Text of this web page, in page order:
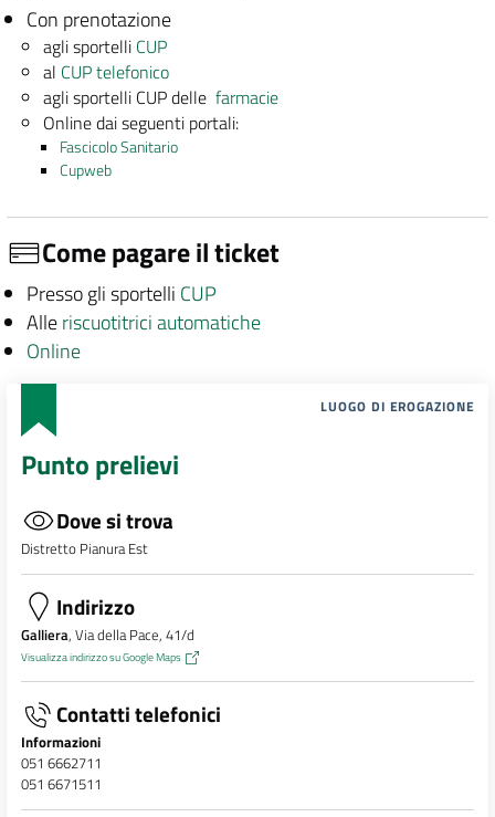
Con prenotazione
agli sportelli CUP
al CUP telefonico
agli sportelli CUP dellefarmacie
Online dai seguenti portali:
Fascicolo Sanitario
Cupweb
Come pagare il ticket
Presso gli sportelli CUP
Alleriscuotitrici automatiche
Online
LUOGO DI EROGAZIONE
Punto prelievi
Dove si trova
Distretto Pianura Est
Indirizzo
Galliera, Via della Pace, 41/d
Visualizza indirizzo su Google Maps
Contatti telefonici
Informazioni
051 6662711
051 6671511